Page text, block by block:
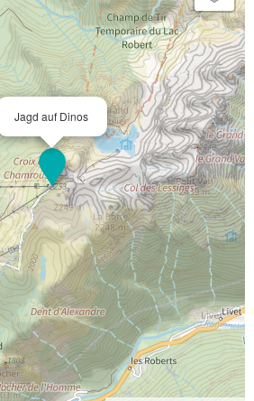
Jagd auf Dinos